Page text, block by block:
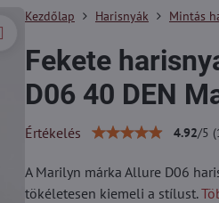
Kezdőlap Harisnyák Mintás
Fekete
D06 40 DEN
Értékelés 4.92/5 (
A Marilyn márka Allure D06
tökéletesen kiemeli a stílust.